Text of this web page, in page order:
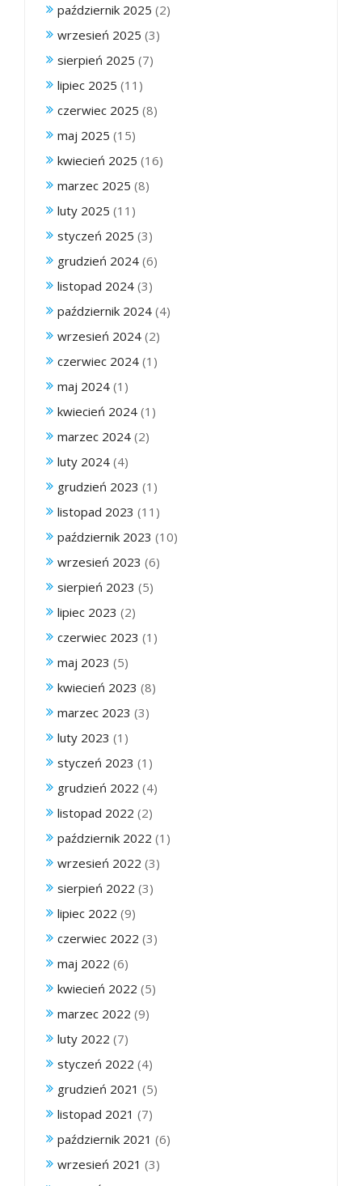
październik 2025 (2)
wrzesień 2025 (3)
sierpień 2025 (7)
lipiec 2025 (11)
czerwiec 2025 (8)
maj 2025 (15)
kwiecień 2025 (16)
marzec 2025 (8)
luty 2025 (11)
styczeń 2025 (3)
grudzień 2024 (6)
listopad 2024 (3)
październik 2024 (4)
wrzesień 2024 (2)
czerwiec 2024 (1)
maj 2024 (1)
kwiecień 2024 (1)
marzec 2024 (2)
luty 2024 (4)
grudzień 2023 (1)
listopad 2023 (11)
październik 2023 (10)
wrzesień 2023 (6)
sierpień 2023 (5)
lipiec 2023 (2)
czerwiec 2023 (1)
maj 2023 (5)
kwiecień 2023 (8)
marzec 2023 (3)
luty 2023 (1)
styczeń 2023 (1)
grudzień 2022 (4)
listopad 2022 (2)
październik 2022 (1)
wrzesień 2022 (3)
sierpień 2022 (3)
lipiec 2022 (9)
czerwiec 2022 (3)
maj 2022 (6)
kwiecień 2022 (5)
marzec 2022 (9)
luty 2022 (7)
styczeń 2022 (4)
grudzień 2021 (5)
listopad 2021 (7)
październik 2021 (6)
wrzesień 2021 (3)